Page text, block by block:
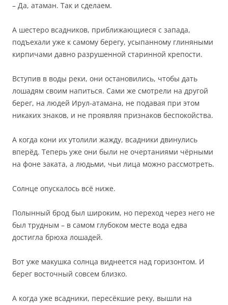
– Да, атаман. Так и сделаем.
А шестеро всадников, приближающиеся с запада,
подъехали уже к самому берегу, усыпанному глиняными
кирпичами давно разрушенной старинной крепости.
Вступив в воды реки, они остановились, чтобы дать
лошадям своим напиться. Сами же смотрели на другой
берег, на людей Ирул-атамана, не подавая при этом
никаких знаков, и не проявляя признаков беспокойства.
А когда кони их утолили жажду, всадники двинулись
вперёд. Теперь уже они были не очертаниями чёрными
на фоне заката, а людьми, чьи лица можно рассмотреть.
Солнце опускалось всё ниже.
Полынный брод был широким, но переход через него не
был трудным – в самом глубоком месте вода едва
достигла брюха лошадей.
Вот уже макушка солнца виднеется над горизонтом. И
берег восточный совсем близко.
А когда уже всадники, пересёкшие реку, вышли на